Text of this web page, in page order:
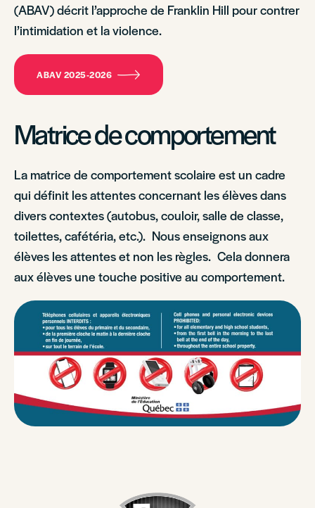
(ABAV) décrit l’approche de Franklin Hill pour contrer
l’intimidation et la violence.
ABAV 2025-2026
Matrice de comportement
La matrice de comportement scolaire est un cadre
qui définit les attentes concernant les élèves dans
divers contextes (autobus, couloir, salle de classe,
toilettes, cafétéria, etc.). Nous enseignons aux
élèves les attentes et non les règles. Cela donnera
aux élèves une touche positive au comportement.